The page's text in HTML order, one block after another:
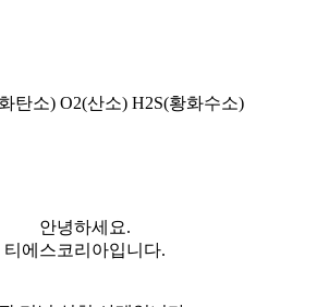
탄소) O2(산소) H2S(황화수소)
안녕하세요.
티에스코리아입니다.